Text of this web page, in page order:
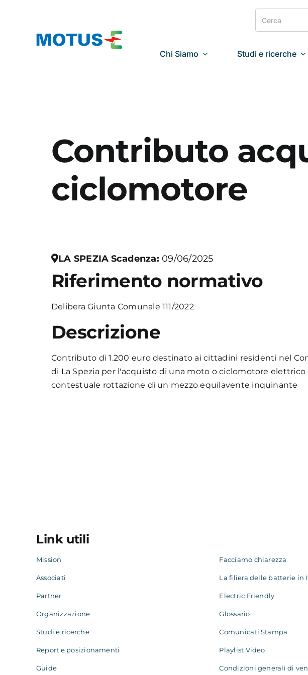
contenuto
Search
for:
Chi Siamo Studi e ricerche
Contributo
ciclomotore
LA SPEZIA Scadenza: 09/06/2025
Riferimento normativo
Delibera Giunta Comunale 111/2022
Descrizione
Contributo di 1.200 euro destinato ai cittadini residenti nel
di La Spezia per l'acquisto di una moto o ciclomotore elettrico
contestuale rottazione di un mezzo equilavente inquinante
Link utili
Mission
Associati
Partner
Organizzazione
Studi e ricerche
Report e posizionamenti
Guide
Facciamo chiarezza
La filiera delle batterie in
Electric Friendly
Glossario
Comunicati Stampa
Playlist Video
Condizioni generali di